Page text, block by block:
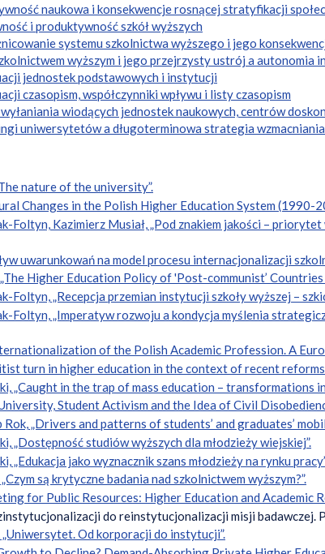
naukowa i konsekwencje rosnącej stratyfikacji
i produktywność szkół wyższych
systemu szkolnictwa wyższego i jego
wyższym i jego przejrzysty ustrój a autonomia
jednostek podstawowych i instytucji
czasopism, współczynniki wpływu i listy czasopism
wiodących jednostek naukowych, centrów
uniwersytetów a długoterminowa strategia
nature of the university”.
Changes in the Polish Higher Education System (1990-
Foltyn, Kazimierz Musiał, „Pod znakiem jakości –
uwarunkowań na model procesu internacjonalizacji
Higher Education Policy of 'Post-communist’
Foltyn, „Recepcja przemian instytucji szkoły wyższej –
Foltyn, „Imperatyw rozwoju a kondycja myślenia
of the Polish Academic Profession. A
turn in higher education in the context of recent
„Caught in the trap of mass education – transformations
Student Activism and the Idea of Civil
„Drivers and patterns of students’ and graduates’
„Dostępność studiów wyższych dla młodzieży wiejskiej”.
jako wyznacznik szans młodzieży na rynku
są krytyczne badania nad szkolnictwem wyższym?”.
for Public Resources: Higher Education and Academic
do reinstytucjonalizacji misji
Od korporacji do instytucji”.